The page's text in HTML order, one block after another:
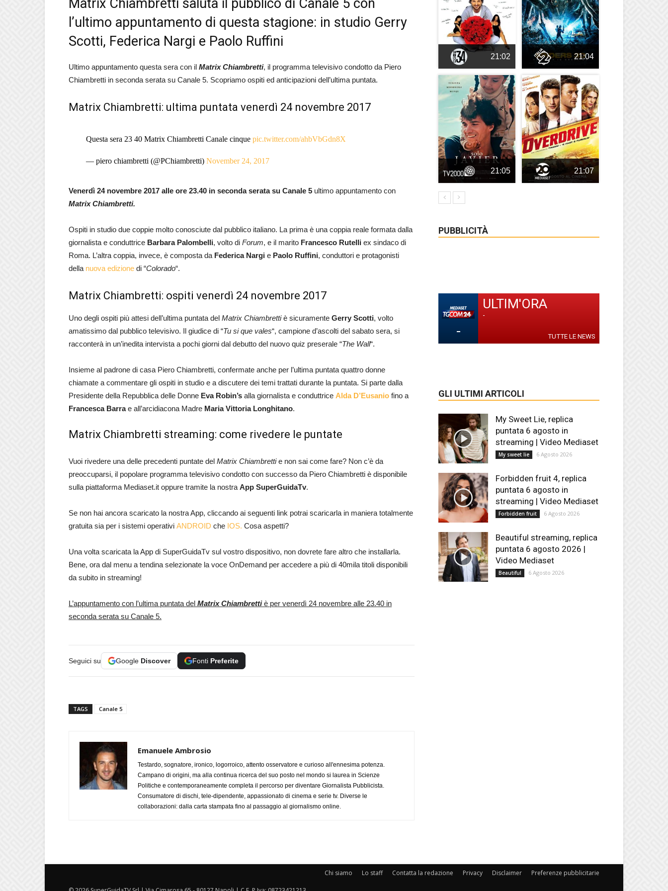
Matrix Chiambretti saluta il pubblico di Canale 5 con
l’ultimo appuntamento di questa stagione: in studio Gerry
Scotti, Federica Nargi e Paolo Ruffini
Ultimo appuntamento questa sera con il Matrix Chiambretti, il programma televisivo condotto da Piero
Chiambretti in seconda serata su Canale 5. Scopriamo ospiti ed anticipazioni dell’ultima puntata.
Matrix Chiambretti: ultima puntata venerdì 24 novembre 2017
Questa sera 23 40 Matrix Chiambretti Canale cinque pic.twitter.com/ahbVbGdn8X
— piero chiambretti (@PChiambretti) November 24, 2017
Venerdì 24 novembre 2017 alle ore 23.40 in seconda serata su Canale 5 ultimo appuntamento con
Matrix Chiambretti.
Ospiti in studio due coppie molto conosciute dal pubblico italiano. La prima è una coppia reale formata dalla
giornalista e conduttrice Barbara Palombelli, volto di Forum, e il marito Francesco Rutelli ex sindaco di
Roma. L’altra coppia, invece, è composta da Federica Nargi e Paolo Ruffini, conduttori e protagonisti
della nuova edizione di “Colorado“.
Matrix Chiambretti: ospiti venerdì 24 novembre 2017
Uno degli ospiti più attesi dell’ultima puntata del Matrix Chiambrettiè sicuramente Gerry Scotti, volto
amatissimo dal pubblico televisivo. Il giudice di “Tu si que vales“, campione d’ascolti del sabato sera, si
racconterà in un’inedita intervista a pochi giorni dal debutto del nuovo quiz preserale “The Wall“.
Insieme al padrone di casa Piero Chiambretti, confermate anche per l’ultima puntata quattro donne
chiamate a commentare gli ospiti in studio e a discutere dei temi trattati durante la puntata. Si parte dalla
Presidente della Repubblica delle Donne Eva Robin’s alla giornalista e conduttrice Alda D’Eusanio fino a
Francesca Barrae all’arcidiacona Madre Maria Vittoria Longhitano.
Matrix Chiambretti streaming: come rivedere le puntate
Vuoi rivedere una delle precedenti puntate del Matrix Chiambrettie non sai come fare? Non c’è da
preoccuparsi, il popolare programma televisivo condotto con successo da Piero Chiambretti è disponibile
sulla piattaforma Mediaset.it oppure tramite la nostra App SuperGuidaTv.
Se non hai ancora scaricato la nostra App, cliccando ai seguenti link potrai scaricarla in maniera totalmente
gratuita sia per i sistemi operativi ANDROID che IOS. Cosa aspetti?
Una volta scaricata la App di SuperGuidaTv sul vostro dispositivo, non dovrete fare altro che installarla.
Bene, ora dal menu a tendina selezionate la voce OnDemand per accedere a più di 40mila titoli disponibili
da subito in streaming!
L’appuntamento con l’ultima puntata del Matrix Chiambrettiè per venerdì 24 novembre alle 23.40 in
seconda serata su Canale 5.
Seguici su Google Discover Fonti Preferite
TAGS Canale 5
Emanuele Ambrosio
Testardo, sognatore, ironico, logorroico, attento osservatore e curioso all'ennesima potenza.
Campano di origini, ma alla continua ricerca del suo posto nel mondo si laurea in Scienze
Politiche e contemporaneamente completa il percorso per diventare Giornalista Pubblicista.
Consumatore di dischi, tele-dipendente, appassionato di cinema e serie tv. Diverse le
collaborazioni: dalla carta stampata fino al passaggio al giornalismo online.
21:02 21:04
21:05 21:07
PUBBLICITÀ
-
ULTIM'ORA
-
TUTTE LE NEWS
GLI ULTIMI ARTICOLI
My Sweet Lie, replica
puntata 6 agosto in
streaming | Video Mediaset
My sweet lie 6 Agosto 2026
Forbidden fruit 4, replica
puntata 6 agosto in
streaming | Video Mediaset
Forbidden fruit 6 Agosto 2026
Beautiful streaming, replica
puntata 6 agosto 2026 |
Video Mediaset
Beautiful 6 Agosto 2026
Chi siamo Lo staff Contatta la redazione Privacy Disclaimer Preferenze pubblicitarie